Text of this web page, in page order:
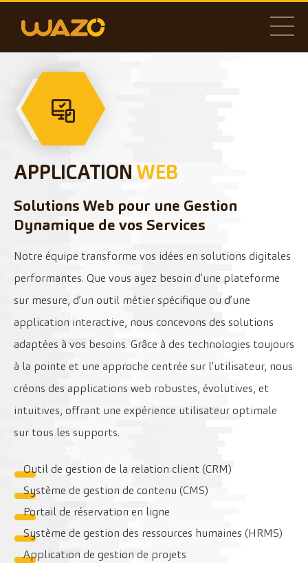
APPLICATION WEB
Solutions Web pour une Gestion
Dynamique de vos Services
Notre équipe transforme vos idées en solutions digitales
performantes. Que vous ayez besoin d’une plateforme
sur mesure, d’un outil métier spécifique ou d’une
application interactive, nous concevons des solutions
adaptées à vos besoins. Grâce à des technologies toujours
à la pointe et une approche centrée sur l’utilisateur, nous
créons des applications web robustes, évolutives, et
intuitives, offrant une expérience utilisateur optimale
sur tous les supports.
Outil de gestion de la relation client (CRM)
Système de gestion de contenu (CMS)
Portail de réservation en ligne
Système de gestion des ressources humaines (HRMS)
Application de gestion de projets